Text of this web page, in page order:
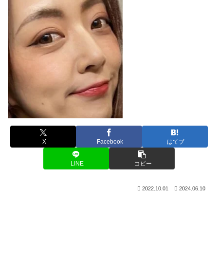
X Facebook はてブ
LINE コピー
2022.10.01 2024.06.10